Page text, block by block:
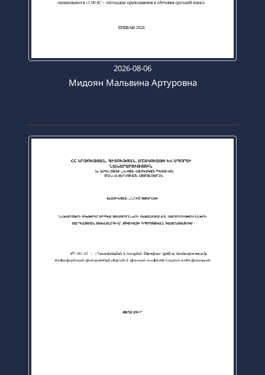
2026-08-06
Мидоян Мальвина Артуровна